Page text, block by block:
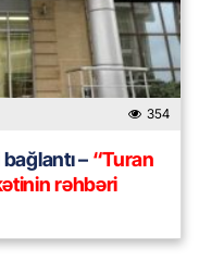
354
–“Turan
rəhbəri